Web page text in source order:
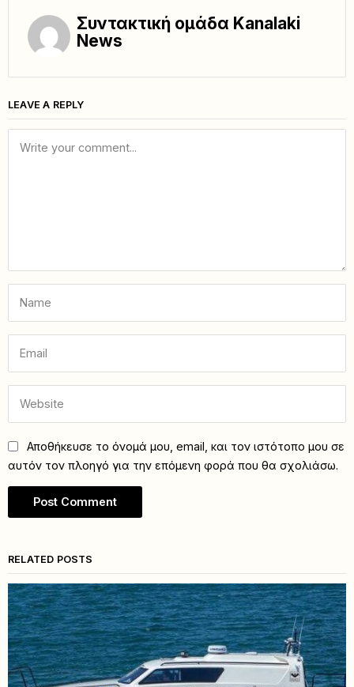
Συντακτική ομάδα Kanalaki
News
LEAVE A REPLY
Αποθήκευσε το όνομά μου, email, και τον ιστότοπο μου σε
αυτόν τον πλοηγό για την επόμενη φορά που θα σχολιάσω.
RELATED POSTS